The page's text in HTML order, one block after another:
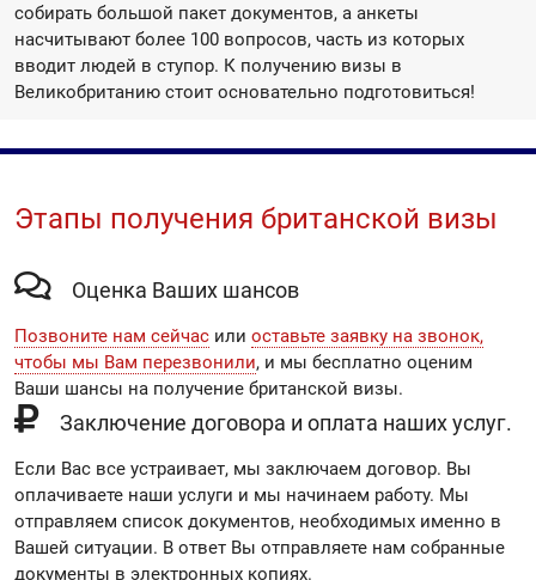
собирать большой пакет документов, а анкеты
насчитывают более 100 вопросов, часть из которых
вводит людей в ступор. К получению визы в
Великобританию стоит основательно подготовиться!
Этапы получения британской визы
Оценка Ваших шансов
Позвоните нам сейчас или оставьте заявку на звонок,
чтобы мы Вам перезвонили, и мы бесплатно оценим
Ваши шансы на получение британской визы.
Заключение договора и оплата наших услуг.
Если Вас все устраивает, мы заключаем договор. Вы
оплачиваете наши услуги и мы начинаем работу. Мы
отправляем список документов, необходимых именно в
Вашей ситуации. В ответ Вы отправляете нам собранные
документы в электронных копиях.